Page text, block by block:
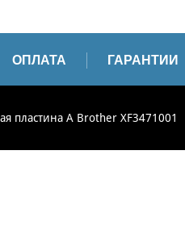
ОПЛАТА ГАРАНТИИ
пластина A Brother XF3471001